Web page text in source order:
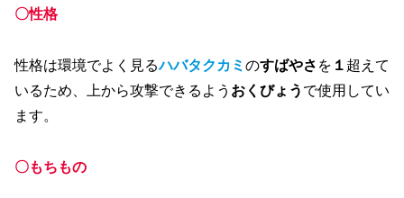
〇性格
性格は環境でよく見るハバタクカミ のすばやさ を １ 超えて
いるため、上から攻撃できるよう おくびょう で使用してい
ます。
〇もちもの